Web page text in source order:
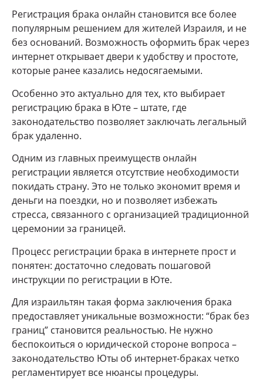
Регистрация брака онлайн становится все более
популярным решением для жителей Израиля, и не
без оснований. Возможность оформить брак через
интернет открывает двери к удобству и простоте,
которые ранее казались недосягаемыми.
Особенно это актуально для тех, кто выбирает
регистрацию брака в Юте – штате, где
законодательство позволяет заключать легальный
брак удаленно.
Одним из главных преимуществ онлайн
регистрации является отсутствие необходимости
покидать страну. Это не только экономит время и
деньги на поездки, но и позволяет избежать
стресса, связанного с организацией традиционной
церемонии за границей.
Процесс регистрации брака в интернете прост и
понятен: достаточно следовать пошаговой
инструкции по регистрации в Юте.
Для израильтян такая форма заключения брака
предоставляет уникальные возможности: “брак без
границ” становится реальностью. Не нужно
беспокоиться о юридической стороне вопроса –
законодательство Юты об интернет-браках четко
регламентирует все нюансы процедуры.